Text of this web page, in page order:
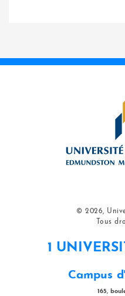
© 2026,
Tous
1
Campus
165,